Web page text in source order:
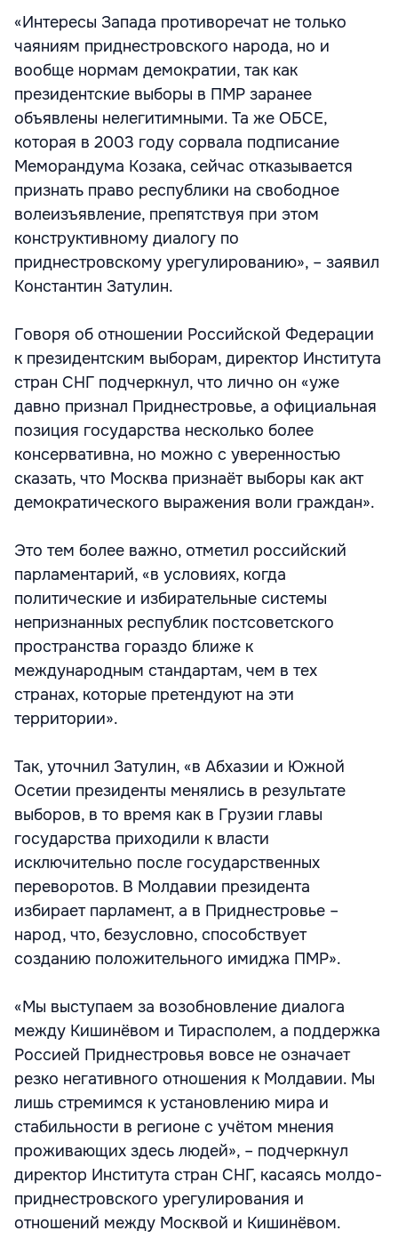
«Интересы Запада противоречат не только
чаяниям приднестровского народа, но и
вообще нормам демократии, так как
президентские выборы в ПМР заранее
объявлены нелегитимными. Та же ОБСЕ,
которая в 2003 году сорвала подписание
Меморандума Козака, сейчас отказывается
признать право республики на свободное
волеизъявление, препятствуя при этом
конструктивному диалогу по
приднестровскому урегулированию», – заявил
Константин Затулин.
Говоря об отношении Российской Федерации
к президентским выборам, директор Института
стран СНГ подчеркнул, что лично он «уже
давно признал Приднестровье, а официальная
позиция государства несколько более
консервативна, но можно с уверенностью
сказать, что Москва признаёт выборы как акт
демократического выражения воли граждан».
Это тем более важно, отметил российский
парламентарий, «в условиях, когда
политические и избирательные системы
непризнанных республик постсоветского
пространства гораздо ближе к
международным стандартам, чем в тех
странах, которые претендуют на эти
территории».
Так, уточнил Затулин, «в Абхазии и Южной
Осетии президенты менялись в результате
выборов, в то время как в Грузии главы
государства приходили к власти
исключительно после государственных
переворотов. В Молдавии президента
избирает парламент, а в Приднестровье –
народ, что, безусловно, способствует
созданию положительного имиджа ПМР».
«Мы выступаем за возобновление диалога
между Кишинёвом и Тирасполем, а поддержка
Россией Приднестровья вовсе не означает
резко негативного отношения к Молдавии. Мы
лишь стремимся к установлению мира и
стабильности в регионе с учётом мнения
проживающих здесь людей», – подчеркнул
директор Института стран СНГ, касаясь молдо-
приднестровского урегулирования и
отношений между Москвой и Кишинёвом.